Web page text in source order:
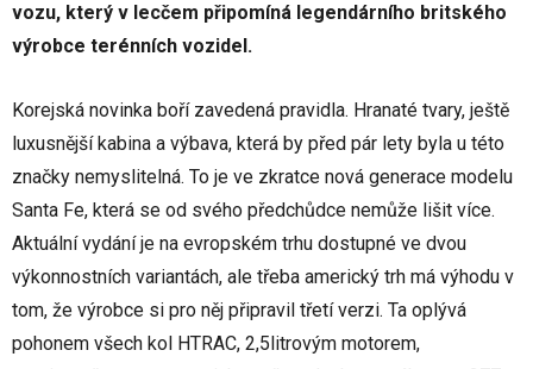
vozu, který v lecčem připomíná legendárního britského
výrobce terénních vozidel.
Korejská novinka boří zavedená pravidla. Hranaté tvary, ještě
luxusnější kabina a výbava, která by před pár lety byla u této
značky nemyslitelná. To je ve zkratce nová generace modelu
Santa Fe, která se od svého předchůdce nemůže lišit více.
Aktuální vydání je na evropském trhu dostupné ve dvou
výkonnostních variantách, ale třeba americký trh má výhodu v
tom, že výrobce si pro něj připravil třetí verzi. Ta oplývá
pohonem všech kol HTRAC, 2,5litrovým motorem,